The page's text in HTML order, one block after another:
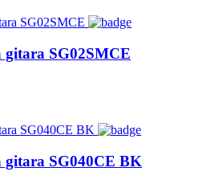
gitara SG02SMCE
gitara SG040CE BK